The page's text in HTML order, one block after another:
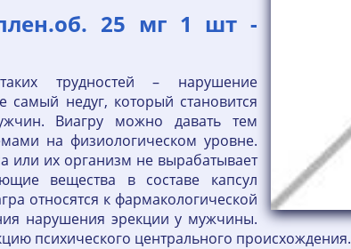
25 мг 1 шт -
трудностей – нарушение
самый недуг, который становится
Виагру можно давать тем
на физиологическом уровне.
или их организм не вырабатывает
вещества в составе капсул
относятся к фармакологической
нарушения эрекции у мужчины.
психического центрального происхождения.